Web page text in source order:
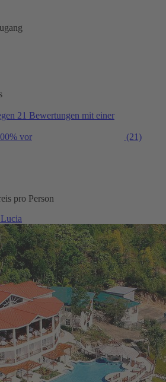
21 Bewertungen mit einer
vor
(21)
pro Person